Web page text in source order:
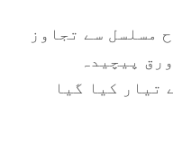
مسلسل سے تجاوز
یہ ورق پیچیدہ
تیار کیا گیا